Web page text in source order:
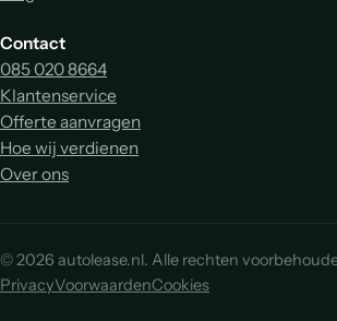
Contact
085 020 8664
Klantenservice
Offerte aanvragen
Hoe wij verdienen
Over ons
© 2026 autolease.nl. Alle rechten
PrivacyVoorwaardenCookies